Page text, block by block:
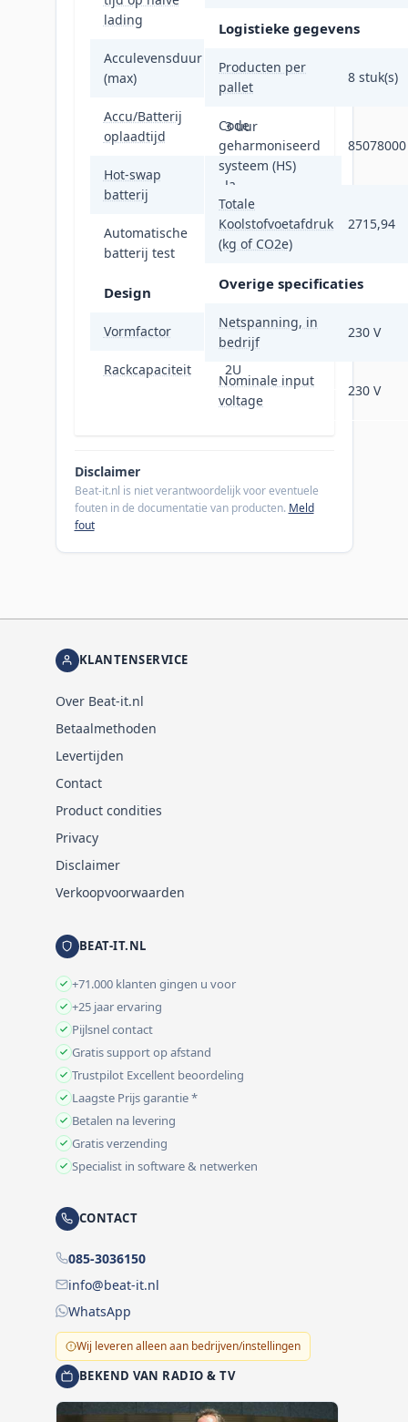
lading
Acculevensduur
(max)
5 jaar
Accu/Batterij
oplaadtijd
3 uur
Hot-swap
batterij
Ja
Automatische
batterij test
Ja
Design
Vormfactor Rackmontage/toren
Rackcapaciteit 2U
Logistieke gegevens
Producten per
pallet
8 stuk(s)
Code
geharmoniseerd
systeem (HS)
85078000
Totale
Koolstofvoetafdruk
(kg of CO2e)
2715,94
Overige specificaties
Netspanning, in
bedrijf
230 V
Nominale input
voltage
230 V
Disclaimer
Beat-it.nl is niet verantwoordelijk voor eventuele
fouten in de documentatie van producten. Meld
fout
KLANTENSERVICE
Over Beat-it.nl
Betaalmethoden
Levertijden
Contact
Product condities
Privacy
Disclaimer
Verkoopvoorwaarden
BEAT-IT.NL
+71.000 klanten gingen u voor
+25 jaar ervaring
Pijlsnel contact
Gratis support op afstand
Trustpilot Excellent beoordeling
Laagste Prijs garantie *
Betalen na levering
Gratis verzending
Specialist in software & netwerken
CONTACT
085-3036150
info@beat-it.nl
WhatsApp
Wij leveren alleen aan bedrijven/instellingen
BEKEND VAN RADIO & TV